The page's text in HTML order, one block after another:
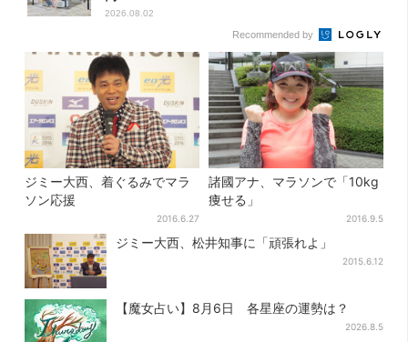
2026.08.02
Recommended by
ジミー大西、着ぐるみでマラ
ソン応援
2016.6.27
諸國アナ、マラソンで「10kg
痩せる」
2016.9.5
ジミー大西、松井知事に「頑張れよ」
2015.6.12
【魔女占い】8月6日 各星座の運勢は？
2026.8.5